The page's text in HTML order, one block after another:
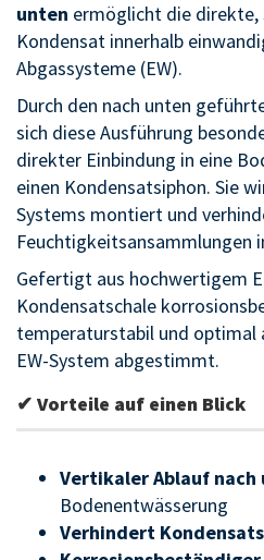
unten ermöglicht die direkte,
Kondensat innerhalb
Abgassysteme (EW).
Durch den nach unten
sich diese Ausführung
direkter Einbindung in eine
einen Kondensatsiphon. Sie
Systems montiert und
Feuchtigkeitsansammlungen
Gefertigt aus hochwertigem
Kondensatschale
temperaturstabil und optimal
EW-System abgestimmt.
✔ Vorteile auf einen Blick
Vertikaler Ablauf nach
Bodenentwässerung
Verhindert